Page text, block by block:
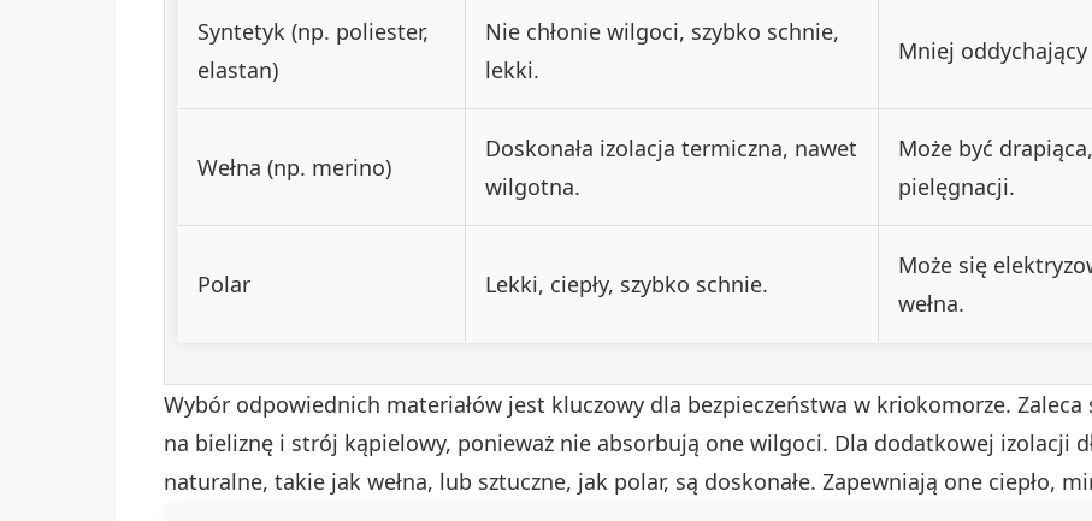
Syntetyk (np. poliester,
elastan)
Nie chłonie wilgoci, szybko schnie,
lekki.
Mniej
Wełna (np. merino)
Doskonała izolacja termiczna, nawet
wilgotna.
Może być
pielęgnacji.
Polar Lekki, ciepły, szybko schnie.
Może się
wełna.
Wybór odpowiednich materiałów jest kluczowy dla bezpieczeństwa w kriokomorze. Zaleca
na bieliznę i strój kąpielowy, ponieważ nie absorbują one wilgoci. Dla dodatkowej izolacji
naturalne, takie jak wełna, lub sztuczne, jak polar, są doskonałe. Zapewniają one ciepło,